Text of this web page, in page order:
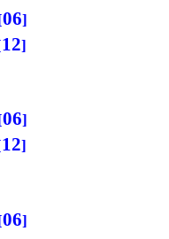
06
12
06
12
06